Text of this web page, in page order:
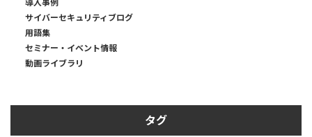
サイバーセキュリティブログ
用語集
セミナー・イベント情報
動画ライブラリ
タグ